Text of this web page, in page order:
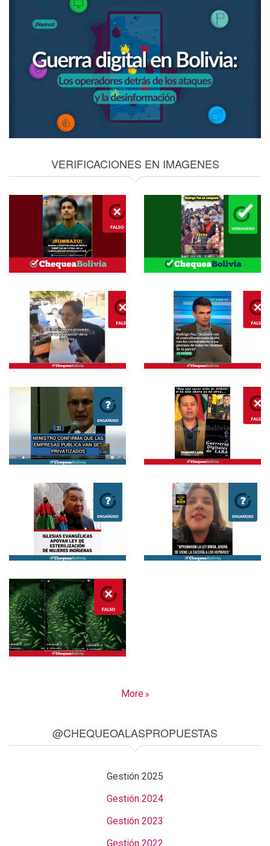
VERIFICACIONES EN IMAGENES
More
@CHEQUEOALASPROPUESTAS
Gestión 2025
Gestión 2024
Gestión 2023
Gestión 2022